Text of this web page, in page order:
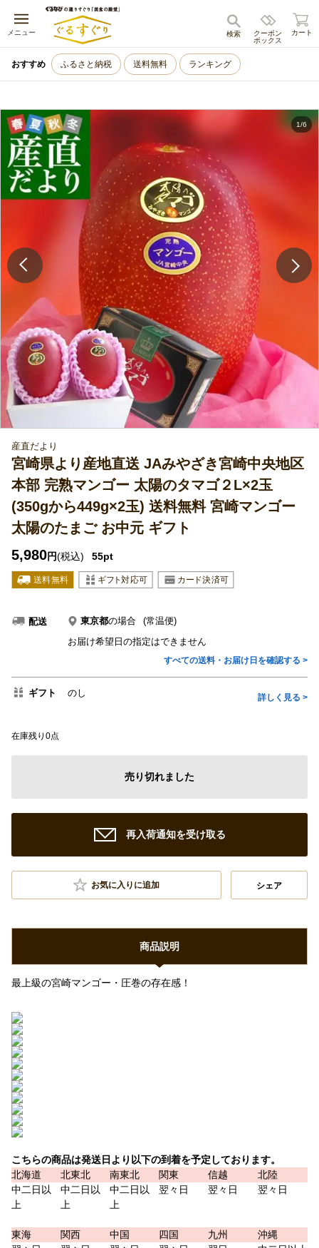
メニュー
キャンセル
クーポン
ボックス
検索 カート
おすすめ ふるさと納税 送料無料 ランキング
1/6
産直だより
宮崎県より産地直送 JAみやざき宮崎中央地区
本部 完熟マンゴー 太陽のタマゴ２L×2玉
(350gから449g×2玉) 送料無料 宮崎マンゴー
太陽のたまご お中元 ギフト
5,980円(税込) 55pt
配送 東京都の場合
(常温便)
お届け希望日の指定はできません
すべての送料・お届け日を確認する >
ギフト のし 詳しく見る >
在庫残り0点
売り切れました
再入荷通知を受け取る
お気に入りに追加 シェア
商品説明
最上級の宮崎マンゴー・圧巻の存在感！
こちらの商品は発送日より以下の到着を予定しております。
北海道
北東北 南東北 関東 信越
北陸
中二日以
上
中二日以
上
中二日以
上
翌々日 翌々日 翌々日
東海 関西 中国 四国 九州
沖縄